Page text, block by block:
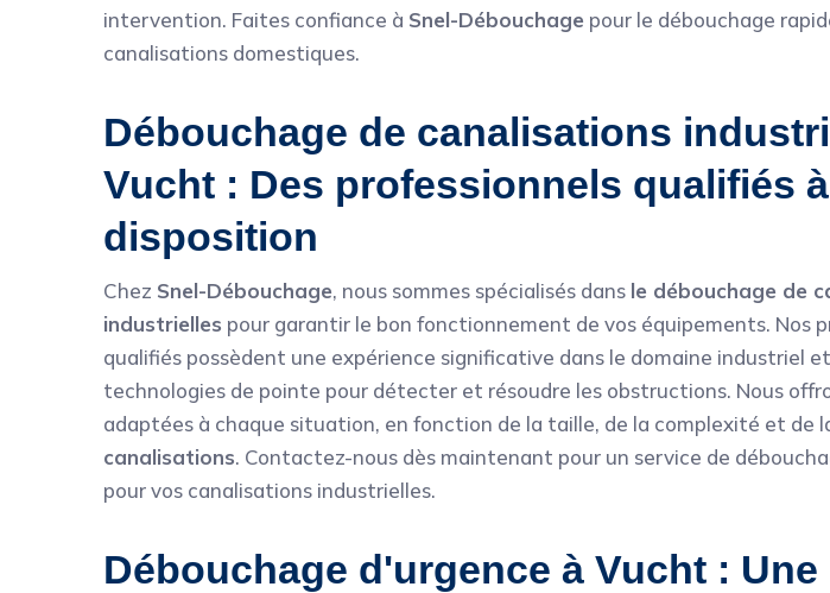
intervention. Faites confiance à Snel-Débouchage pour le débouchage
canalisations domestiques.
Débouchage de canalisations
Vucht : Des professionnels qualifiés
disposition
Chez Snel-Débouchage, nous sommes spécialisés dans le débouchage de
industrielles pour garantir le bon fonctionnement de vos équipements. Nos
qualifiés possèdent une expérience significative dans le domaine industriel
technologies de pointe pour détecter et résoudre les obstructions. Nous
adaptées à chaque situation, en fonction de la taille, de la complexité et de
canalisations. Contactez-nous dès maintenant pour un service de
pour vos canalisations industrielles.
Débouchage d'urgence à Vucht : Une